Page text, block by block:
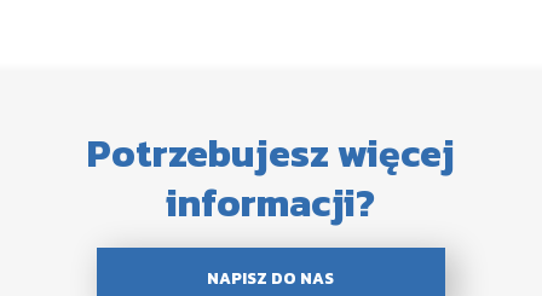
Potrzebujesz więcej
informacji?
NAPISZ DO NAS